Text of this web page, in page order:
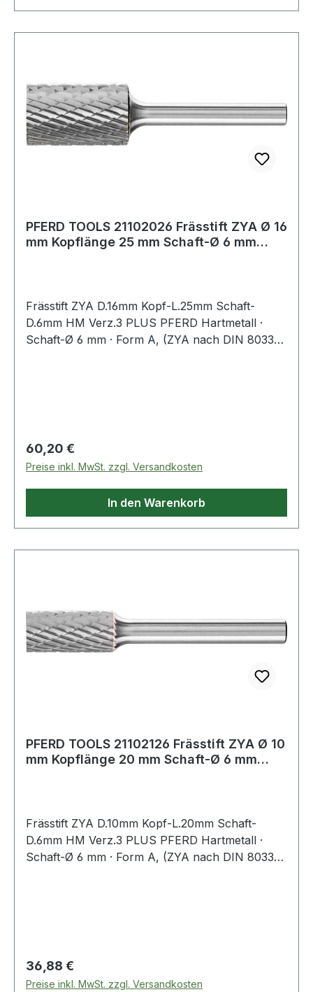
PFERD TOOLS 21102026 Frässtift ZYA Ø 16
mm Kopflänge 25 mm Schaft-Ø 6 mm
Frässtift ZYA D.16mm Kopf-L.25mm Schaft-
D.6mm HM Verz.3 PLUS PFERD Hartmetall ·
Schaft-Ø 6 mm · Form A, (ZYA nach DIN 8033) ·
Regulärer Preis:
60,20 €
Preise inkl. MwSt. zzgl. Versandkosten
In den Warenkorb
PFERD TOOLS 21102126 Frässtift ZYA Ø 10
mm Kopflänge 20 mm Schaft-Ø 6 mm
Frässtift ZYA D.10mm Kopf-L.20mm Schaft-
D.6mm HM Verz.3 PLUS PFERD Hartmetall ·
Schaft-Ø 6 mm · Form A, (ZYA nach DIN 8033) ·
Regulärer Preis:
36,88 €
Preise inkl. MwSt. zzgl. Versandkosten